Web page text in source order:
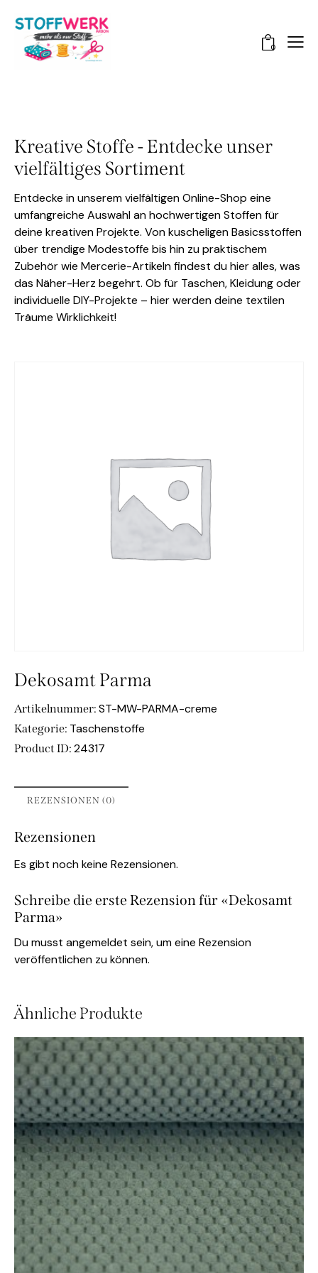
0
Kreative Stoffe - Entdecke unser
vielfältiges Sortiment
Entdecke in unserem vielfältigen Online-Shop eine
umfangreiche Auswahl an hochwertigen Stoffen für
deine kreativen Projekte. Von kuscheligen Basicsstoffen
über trendige Modestoffe bis hin zu praktischem
Zubehör wie Mercerie-Artikeln findest du hier alles, was
das Näher-Herz begehrt. Ob für Taschen, Kleidung oder
individuelle DIY-Projekte – hier werden deine textilen
Träume Wirklichkeit!
Dekosamt Parma
Artikelnummer: ST-MW-PARMA-creme
Kategorie: Taschenstoffe
Product ID: 24317
REZENSIONEN (0)
Rezensionen
Es gibt noch keine Rezensionen.
Schreibe die erste Rezension für «Dekosamt
Parma»
Du musst angemeldet sein, um eine Rezension
veröffentlichen zu können.
Ähnliche Produkte